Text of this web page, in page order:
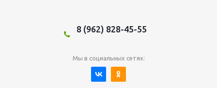
8 (962) 828-45-55
Мы в социальных сетях: